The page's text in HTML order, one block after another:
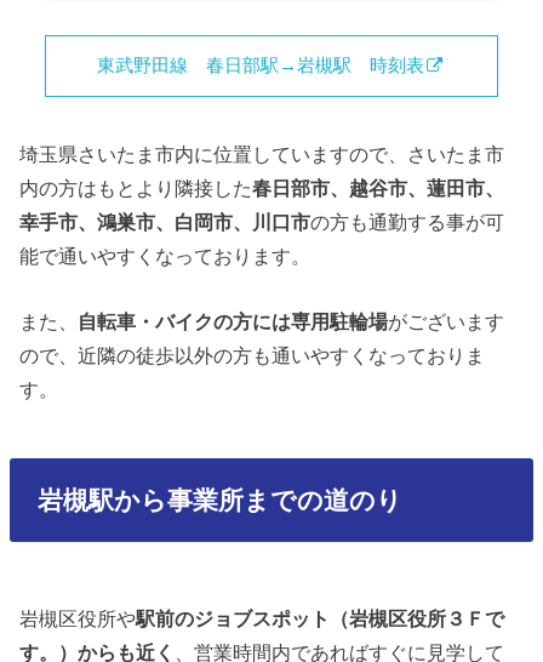
東武野田線 春日部駅→岩槻駅 時刻表
埼玉県さいたま市内に位置していますので、さいたま市
内の方はもとより隣接した春日部市、越谷市、蓮田市、
幸手市、鴻巣市、白岡市、川口市の方も通勤する事が可
能で通いやすくなっております。
また、 自転車・バイクの方には専用駐輪場がございます
ので、近隣の徒歩以外の方も通いやすくなっておりま
す。
岩槻駅から事業所までの道のり
岩槻区役所や駅前のジョブスポット（岩槻区役所３Ｆで
す。）からも近く
、営業時間内であればすぐに見学して